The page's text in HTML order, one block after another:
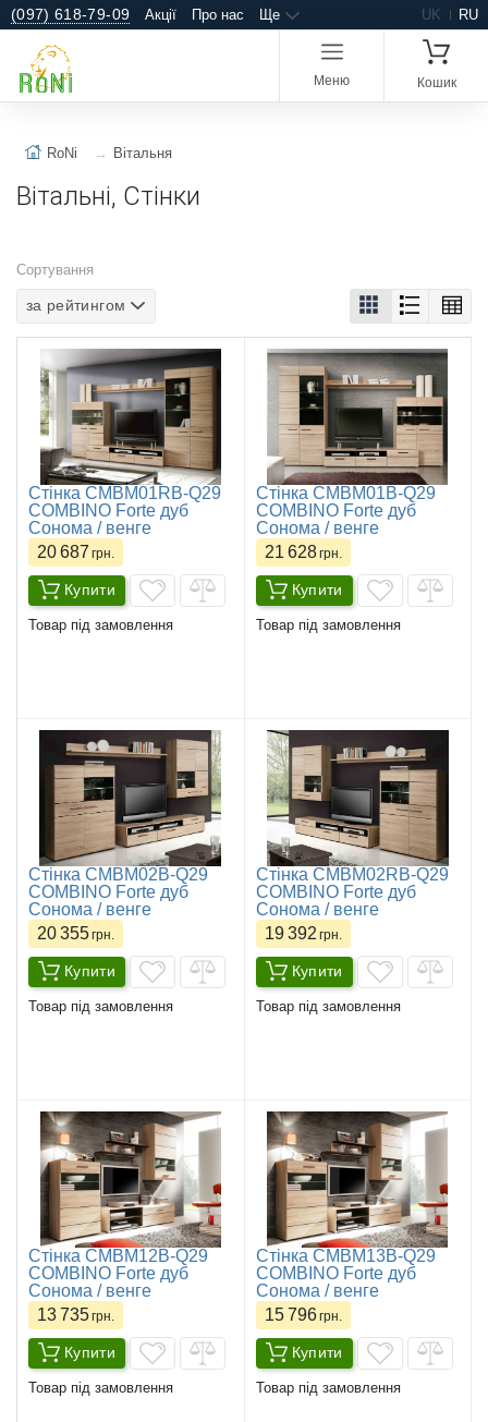
(097) 618-79-09 Акції Про нас Ще UK RU
Меню Кошик
RoNi Вітальня
Вітальні, Стінки
Сортування
за рейтингом
Стінка CMBM01RB-Q29
COMBINO Forte дуб
Сонома / венге
20 687 грн.
Купити
Товар під замовлення
Стінка CMBM01B-Q29
COMBINO Forte дуб
Сонома / венге
21 628грн.
Купити
Товар під замовлення
Стінка CMBM02B-Q29
COMBINO Forte дуб
Сонома / венге
20 355грн.
Купити
Товар під замовлення
Стінка CMBM02RB-Q29
COMBINO Forte дуб
Сонома / венге
19 392 грн.
Купити
Товар під замовлення
Стінка CMBM12B-Q29
COMBINO Forte дуб
Сонома / венге
13 735грн.
Купити
Товар під замовлення
Стінка CMBM13B-Q29
COMBINO Forte дуб
Сонома / венге
15 796грн.
Купити
Товар під замовлення